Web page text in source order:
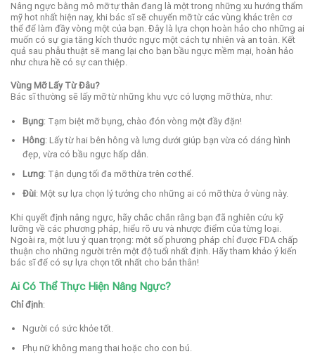
Nâng ngực bằng mô mỡ tự thân đang là một trong những xu hướng thẩm
mỹ hot nhất hiện nay, khi bác sĩ sẽ chuyển mỡ từ các vùng khác trên cơ
thể để làm đầy vòng một của bạn. Đây là lựa chọn hoàn hảo cho những ai
muốn có sự gia tăng kích thước ngực một cách tự nhiên và an toàn. Kết
quả sau phẫu thuật sẽ mang lại cho bạn bầu ngực mềm mại, hoàn hảo
như chưa hề có sự can thiệp.
Vùng Mỡ Lấy Từ Đâu?
Bác sĩ thường sẽ lấy mỡ từ những khu vực có lượng mỡ thừa, như:
Bụng: Tạm biệt mỡ bụng, chào đón vòng một đầy đặn!
Hông: Lấy từ hai bên hông và lưng dưới giúp bạn vừa có dáng hình
đẹp, vừa có bầu ngực hấp dẫn.
Lưng: Tận dụng tối đa mỡ thừa trên cơ thể.
Đùi: Một sự lựa chọn lý tưởng cho những ai có mỡ thừa ở vùng này.
Khi quyết định nâng ngực, hãy chắc chắn rằng bạn đã nghiên cứu kỹ
lưỡng về các phương pháp, hiểu rõ ưu và nhược điểm của từng loại.
Ngoài ra, một lưu ý quan trọng: một số phương pháp chỉ được FDA chấp
thuận cho những người trên một độ tuổi nhất định. Hãy tham khảo ý kiến
bác sĩ để có sự lựa chọn tốt nhất cho bản thân!
Ai Có Thể Thực Hiện Nâng Ngực?
Chỉ định:
Người có sức khỏe tốt.
Phụ nữ không mang thai hoặc cho con bú.